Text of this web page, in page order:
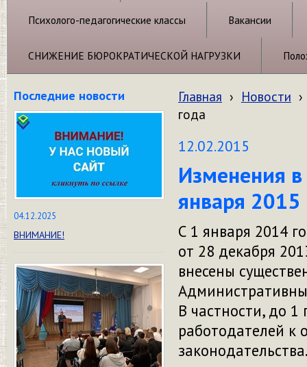
Психолого-педагогические классы Вакансии
СНИЖЕНИЕ БЮРОКРАТИЧЕСКОЙ НАГРУЗКИ
Последние новости
04.12.2025
ВНИМАНИЕ!
Главная › Новости ›
года
12.02.2015
Изменения в
января 2015
С 1 января 2014
от 28 декабря
внесены
В частности, до
работодателей к